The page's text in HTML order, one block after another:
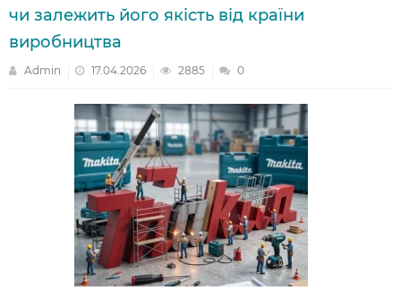
чи залежить його якість від країни
виробництва
Admin 17.04.2026 2885 0